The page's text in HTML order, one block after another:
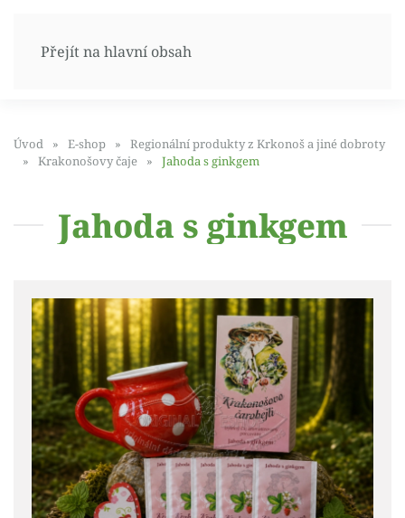
Přejít na hlavní obsah
Úvod E-shop
Regionální produkty z Krkonoš a jiné dobroty
Krakonošovy čaje
Jahoda s ginkgem
Jahoda s ginkgem